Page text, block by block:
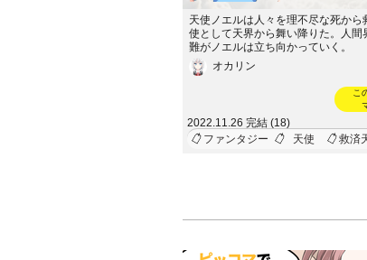
天使ノエルは人々を理不尽な死から
使として天界から舞い降りた。人間
難がノエルは立ち向かっていく。
オカリン
こ
2022.11.26 完結 (18)
ファンタジー
天使 救済